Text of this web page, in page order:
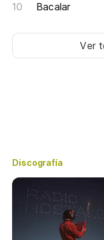
Bacalar
Ver
Discografía